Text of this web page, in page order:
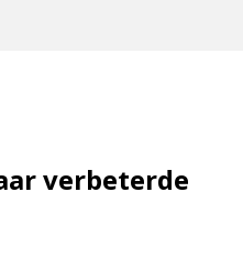
verbeterde